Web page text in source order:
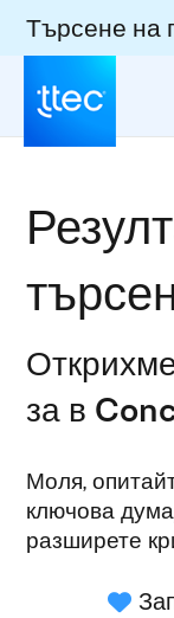
Търсене на
за в
Моля,
ключова
разширете